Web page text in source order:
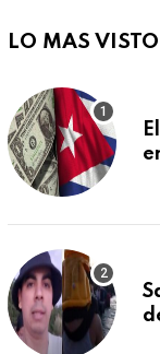
LO MAS VISTO